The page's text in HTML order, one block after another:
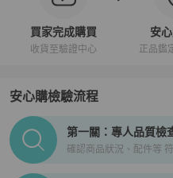
買家完成購買
收貨至驗證中心
安
正品鑑
安心購檢驗流程
PopChill拍拍圈正品驗證、
第一關：專人品質檢
確認商品狀況、配件等